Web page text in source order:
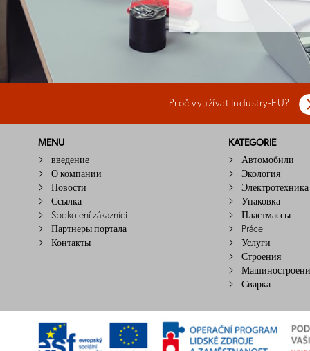
Proč využívat Industry-EU?
MENU
введение
О компании
Новости
Ссылка
Spokojení zákazníci
Партнеры портала
Контакты
KATEGORIE
Автомобили
Экология
Электротехника
Упаковка
Пластмассы
Práce
Услуги
Строения
Сварка